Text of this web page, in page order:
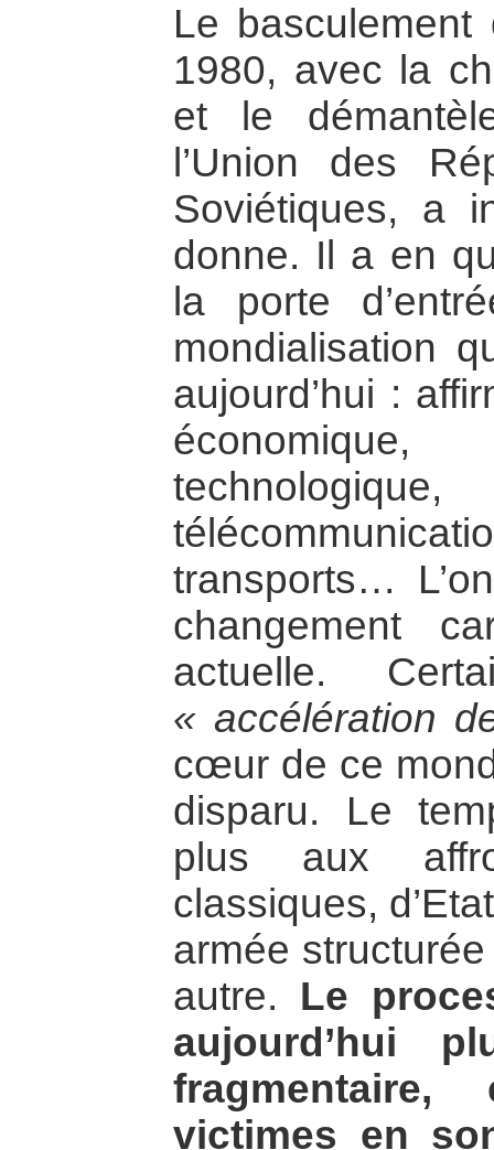
Le
1980, avec la
et le
l’Union des
Soviétiques, a
donne. Il a en
la porte
mondialisation
aujourd’hui :
transports…
changement
actuelle.
« accélération
cœur de ce
disparu. Le
plus aux
classiques,
armée
autre. Le
aujourd’hui
victimes en